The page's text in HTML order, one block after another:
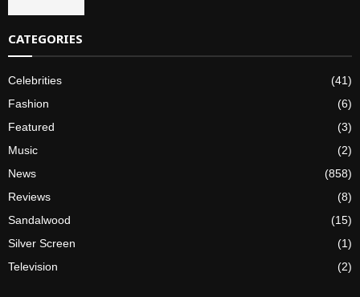
CATEGORIES
Celebrities
(41)
Fashion
(6)
Featured
(3)
Music
(2)
News
(858)
Reviews
(8)
Sandalwood
(15)
Silver Screen
(1)
Television
(2)